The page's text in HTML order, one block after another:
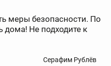
меры безопасности. По
дома! Не подходите к
Серафим Рублёв